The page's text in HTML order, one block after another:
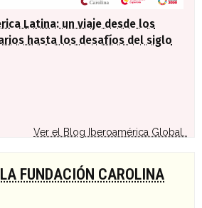
Latina: un viaje desde los
hasta los desafíos del siglo
Ver el Blog Iberoamérica Global..
FUNDACIÓN CAROLINA